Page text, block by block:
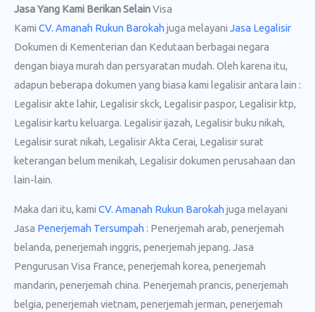
Jasa Yang Kami Berikan SelainVisa
Kami CV. Amanah Rukun Barokah juga melayani Jasa Legalisir
Dokumen di Kementerian dan Kedutaan berbagai negara
dengan biaya murah dan persyaratan mudah. Oleh karena itu,
adapun beberapa dokumen yang biasa kami legalisir antara lain :
Legalisir akte lahir, Legalisir skck, Legalisir paspor, Legalisir ktp,
Legalisir kartu keluarga. Legalisir ijazah, Legalisir buku nikah,
Legalisir surat nikah, Legalisir Akta Cerai, Legalisir surat
keterangan belum menikah, Legalisir dokumen perusahaan dan
lain-lain.
Maka dari itu, kami CV. Amanah Rukun Barokah juga melayani
Jasa Penerjemah Tersumpah : Penerjemah arab, penerjemah
belanda, penerjemah inggris, penerjemah jepang. Jasa
Pengurusan Visa France, penerjemah korea, penerjemah
mandarin, penerjemah china. Penerjemah prancis, penerjemah
belgia, penerjemah vietnam, penerjemah jerman, penerjemah